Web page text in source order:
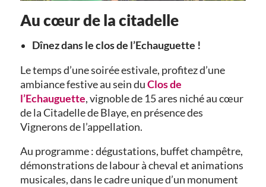
Au cœur de la citadelle
Dînez dans le clos de l’Echauguette !
Le temps d’une soirée estivale, profitez d’une
ambiance festive au sein duClos de
l’Echauguette, vignoble de 15 ares niché au cœur
de la Citadelle de Blaye, en présence des
Vignerons de l’appellation.
Au programme : dégustations, buffet champêtre,
démonstrations de labour à cheval et animations
musicales, dans le cadre unique d’un monument